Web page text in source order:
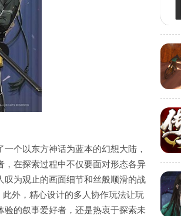
个以东方神话为蓝本的幻想大陆，
在探索过程中不仅要面对形态各异
叹为观止的画面细节和丝般顺滑的战
外，精心设计的多人协作玩法让玩
验的叙事爱好者，还是热衷于探索未